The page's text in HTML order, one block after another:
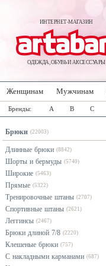
ИНТЕРНЕТ-МАГАЗИН
ОДЕЖДА, ОБУВЬ И АКСЕССУАРЫ
Женщинам Мужчинам
Бренды: A B C
Брюки (22003)
Длинные брюки (8842)
Шорты и бермуды (5740)
Широкие (5463)
Прямые (5322)
Тренировочные штаны (2707)
Спортивные штаны (2621)
Леггинсы (2467)
Брюки длиной 7/8 (2220)
Клешеные брюки (757)
С накладными карманами (687)